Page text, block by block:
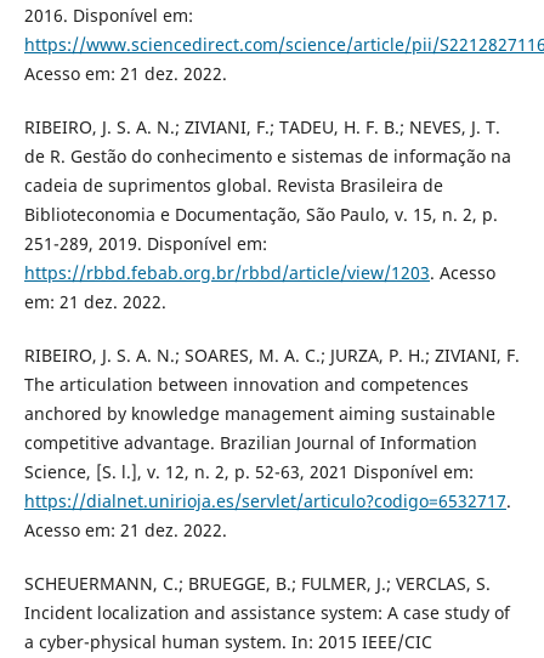
2016. Disponível em:
https://www.sciencedirect.com/science/article/pii/
Acesso em: 21 dez. 2022.
RIBEIRO, J. S. A. N.; ZIVIANI, F.; TADEU, H. F. B.; NEVES, J. T.
de R. Gestão do conhecimento e sistemas de informação na
cadeia de suprimentos global. Revista Brasileira de
Biblioteconomia e Documentação, São Paulo, v. 15, n. 2, p.
251-289, 2019. Disponível em:
https://rbbd.febab.org.br/rbbd/article/view/1203. Acesso
em: 21 dez. 2022.
RIBEIRO, J. S. A. N.; SOARES, M. A. C.; JURZA, P. H.; ZIVIANI, F.
The articulation between innovation and competences
anchored by knowledge management aiming sustainable
competitive advantage. Brazilian Journal of Information
Science, [S. l.], v. 12, n. 2, p. 52-63, 2021 Disponível em:
https://dialnet.unirioja.es/servlet/articulo?codigo=6532717.
Acesso em: 21 dez. 2022.
SCHEUERMANN, C.; BRUEGGE, B.; FULMER, J.; VERCLAS, S.
Incident localization and assistance system: A case study of
a cyber-physical human system. In: 2015 IEEE/CIC